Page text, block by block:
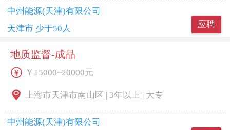
应聘
中州能源(天津)有限公司
天津市 少于50人
地质监督-成品
￥15000~20000元
上海市天津市南山区 | 3年以上 | 大专
中州能源(天津)有限公司